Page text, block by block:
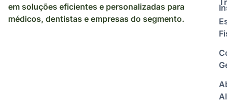
em soluções eficientes e personalizadas para
médicos, dentistas e empresas do segmento.